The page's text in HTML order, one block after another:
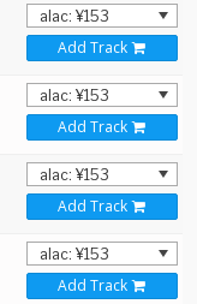
Add Track
Add Track
Add Track
Add Track